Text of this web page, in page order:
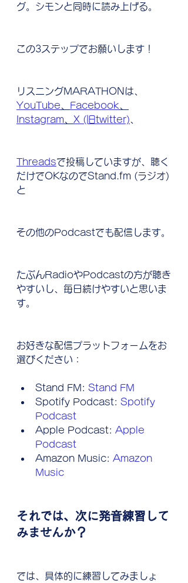
グ。シモンと同時に読み上げる。
この3ステップでお願いします！
リスニングMARATHONは、
YouTube
Facebook
Instagram
X (旧twitter)
Threadsで投稿していますが、聴く
だけでOKなのでStand.fm (ラジオ)
と
その他のPodcastでも配信します。
たぶんRadioやPodcastの方が聴き
やすいし、毎日続けやすいと思いま
す。
お好きな配信プラットフォームをお
選びください：
Stand FM: Stand FM
Spotify Podcast: Spotify
Podcast
Apple Podcast: Apple
Podcast
Amazon Music: Amazon
Music
それでは、次に発音練習して
みませんか？
では、具体的に練習してみましょ